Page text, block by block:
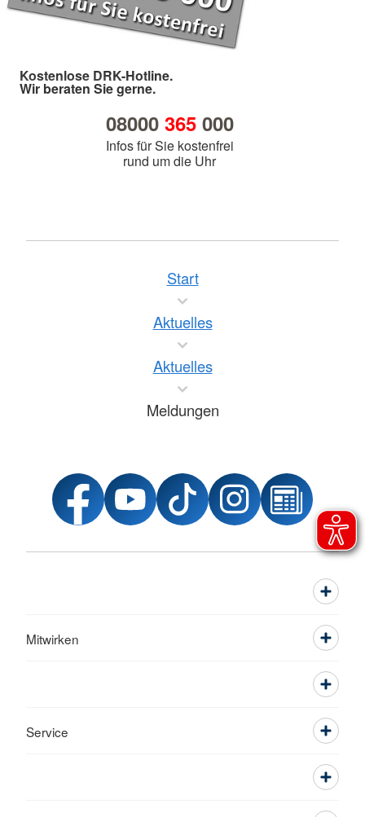
Kostenlose DRK-Hotline.
Wir beraten Sie gerne.
08000 365000
Infos für Sie kostenfrei
rund um die Uhr
Start
Aktuelles
Aktuelles
Meldungen
Mitwirken
Service